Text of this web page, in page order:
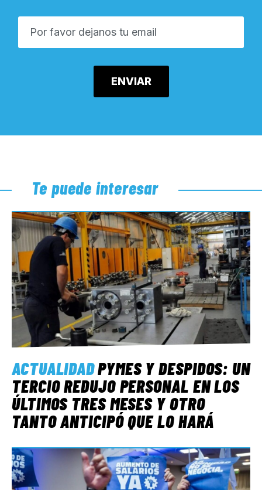
Te puede interesar
ACTUALIDADPYMES Y DESPIDOS: UN
TERCIO REDUJO PERSONAL EN LOS
ÚLTIMOS TRES MESES Y OTRO
TANTO ANTICIPÓ QUE LO HARÁ